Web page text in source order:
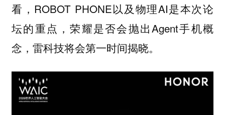
看，ROBOT PHONE以及物理AI是本次论
坛的重点，荣耀是否会抛出Agent手机概
念，雷科技将会第一时间揭晓。